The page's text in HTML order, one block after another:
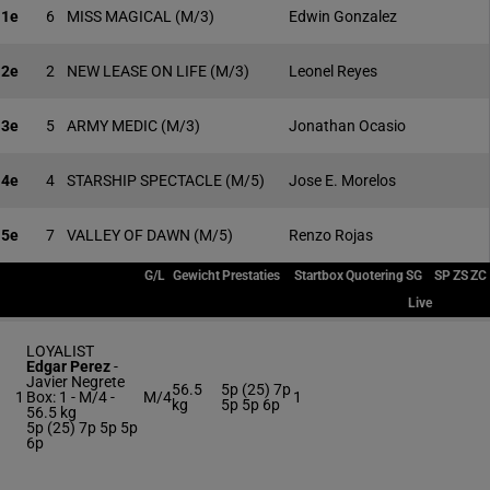
1e 6 MISS MAGICAL (M/3) Edwin Gonzalez
2e 2 NEW LEASE ON LIFE (M/3) Leonel Reyes
3e 5 ARMY MEDIC (M/3) Jonathan Ocasio
4e 4 STARSHIP SPECTACLE (M/5) Jose E. Morelos
5e 7 VALLEY OF DAWN (M/5) Renzo Rojas
G/L Gewicht Prestaties StartboxQuoteringSG SPZSZC
Live
1
LOYALIST
Edgar Perez-
Javier Negrete
Box: 1 - M/4 -
56.5 kg
5p (25) 7p 5p 5p
6p
M/456.5
kg
5p (25) 7p
5p 5p 6p
1